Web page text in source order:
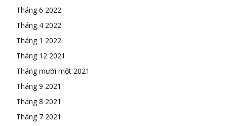
Tháng 6 2022
Tháng 4 2022
Tháng 1 2022
Tháng 12 2021
Tháng mười một 2021
Tháng 9 2021
Tháng 8 2021
Tháng 7 2021